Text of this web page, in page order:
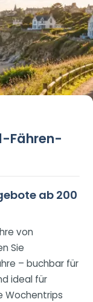
Fähren-
ab 200
von
Sie
– buchbar für
ideal für
Wochentrips